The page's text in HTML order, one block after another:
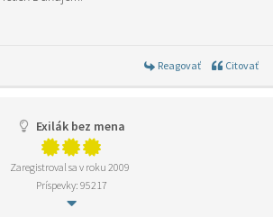
Reagovať Citovať
Exilák bez mena
Zaregistroval sa v roku 2009
Príspevky: 95217